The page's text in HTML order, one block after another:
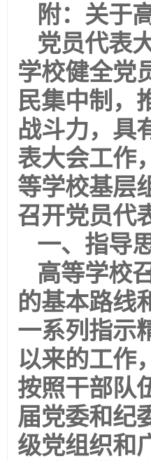
附：关于
党员代表
学校健全党
民集中制，
战斗力，具
表大会工作
等学校基层
召开党员代
一、指导
高等学校
的基本路线
一系列指示
以来的工作
按照干部队
届党委和纪
级党组织和